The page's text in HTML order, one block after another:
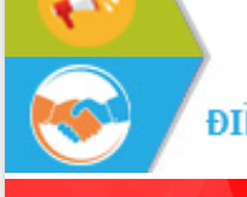
Họp báo thông tin về Hội nghị Công bố
Quy hoạch và Xúc tiến đầu tư tỉnh Đắk
Khơi thông điểm nghẽn, đẩy nhanh
giải ngân vốn khắc phục thiên tai
HĐND tỉnh thông qua điều chỉnh Quy
hoạch tỉnh thời kỳ 2021-2030